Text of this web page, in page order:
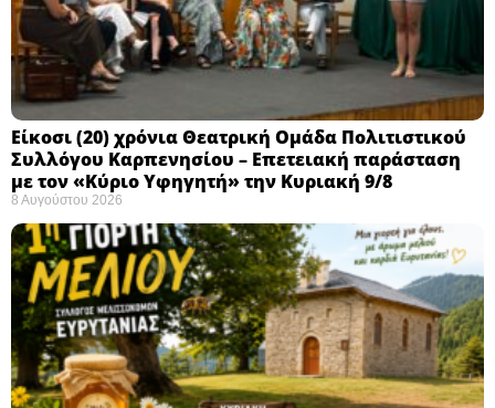
Eίκοσι (20) χρόνια Θεατρική Ομάδα Πολιτιστικού
Συλλόγου Καρπενησίου – Επετειακή παράσταση
με τον «Κύριο Υφηγητή» την Κυριακή 9/8
8 Αυγούστου 2026